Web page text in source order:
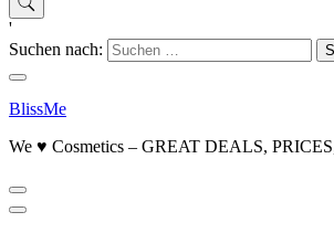
'
Suchen nach:
BlissMe
We ♥ Cosmetics – GREAT DEALS,